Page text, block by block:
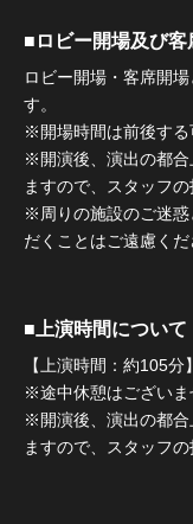
■ロビー開場及び客
ロビー開場・客席開
す。
※開場時間は前後する
※開演後、演出の都合
ますので、スタッフ
※周りの施設のご迷惑
だくことはご遠慮くだ
■上演時間について
【上演時間：約105分】
※途中休憩はございま
※開演後、演出の都合
ますので、スタッフ